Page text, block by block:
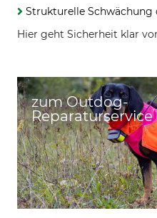
Strukturelle Schwächung
Hier geht Sicherheit klar
zum Outdog-
Reparaturservice